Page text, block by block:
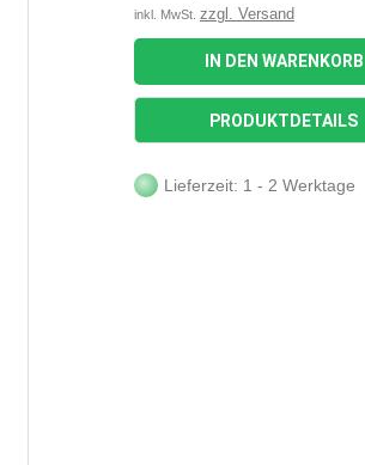
inkl. MwSt. zzgl. Versand
IN DEN WARENKORB
PRODUKTDETAILS
Lieferzeit: 1 - 2 Werktage